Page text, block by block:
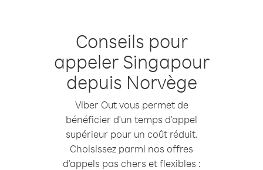
Conseils pour
appeler Singapour
depuis Norvège
Viber Out vous permet de
bénéficier d'un temps d'appel
supérieur pour un coût réduit.
Choisissez parmi nos offres
d'appels pas chers et flexibles :